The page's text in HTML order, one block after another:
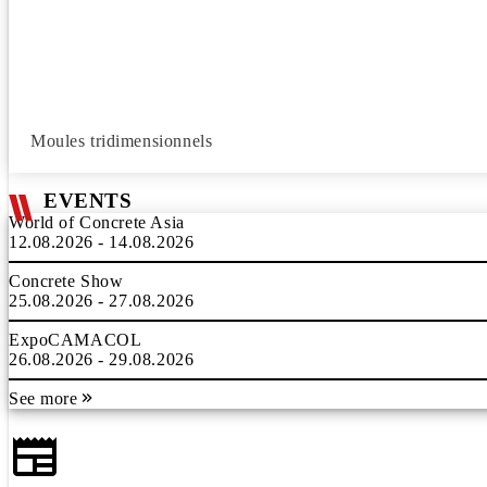
Moules tridimensionnels
EVENTS
World of Concrete Asia
12.08.2026 - 14.08.2026
Concrete Show
25.08.2026 - 27.08.2026
ExpoCAMACOL
26.08.2026 - 29.08.2026
See more